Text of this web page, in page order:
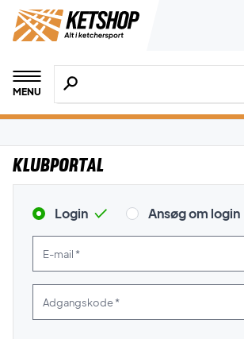
MENU
Søg efter produkter, mærker etc.
Klubportal
Login Ansøg om login